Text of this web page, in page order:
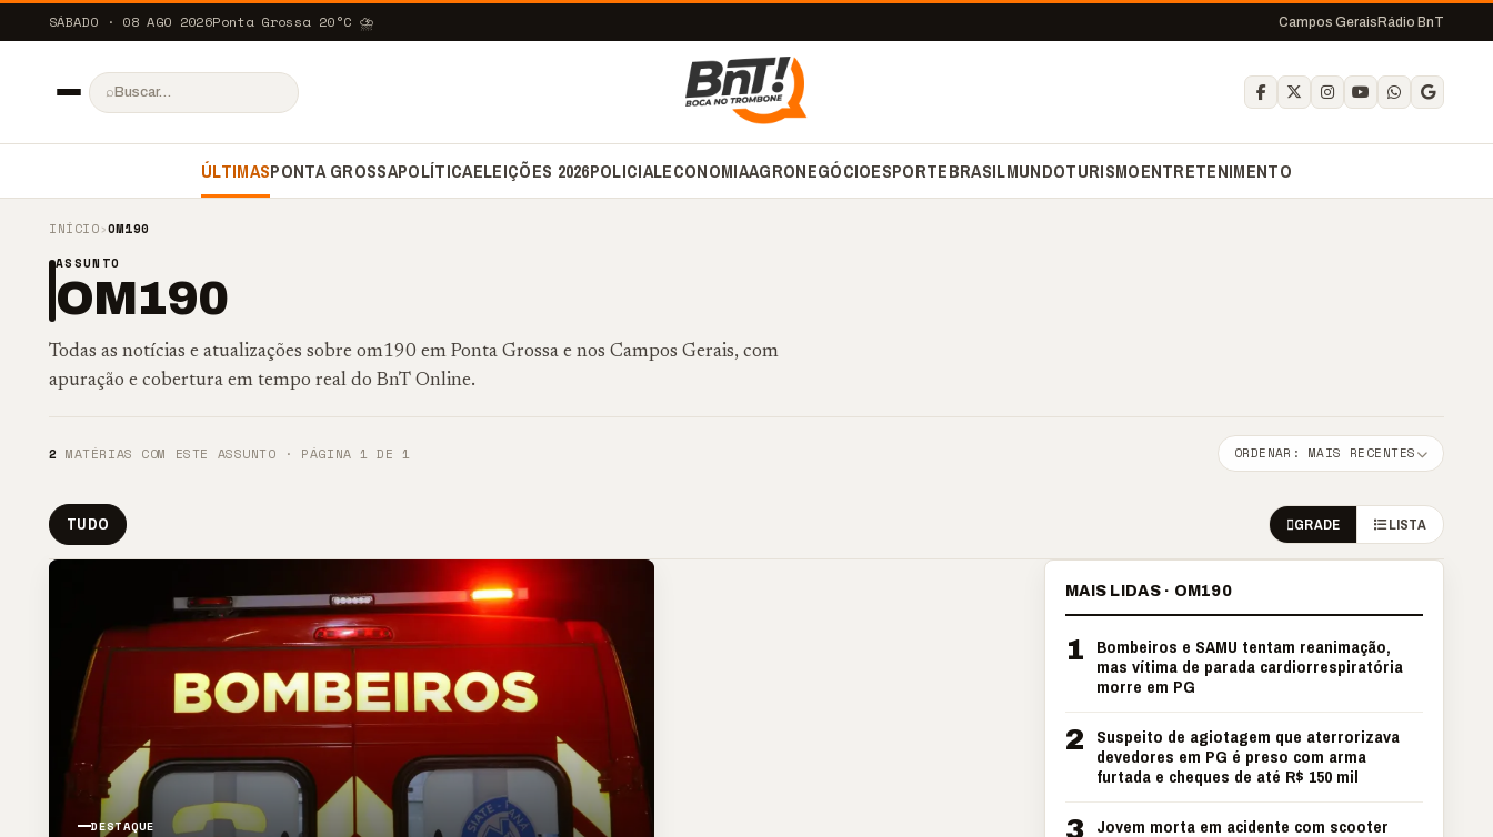
SÁBADO · 08 AGO 2026Ponta Grossa 20°C ⛈️ Campos Gerais Rádio BnT
⌕
ÚLTIMASPONTA GROSSAPOLÍTICAELEIÇÕES 2026POLICIALECONOMIAAGRONEGÓCIOESPORTEBRASILMUNDOTURISMOENTRETENIMENTO
INÍCIO›OM190
ASSUNTO
OM190
Todas as notícias e atualizações sobre om190 em Ponta Grossa e nos Campos Gerais, com
apuração e cobertura em tempo real do BnT Online.
2 MATÉRIAS COM ESTE ASSUNTO · PÁGINA 1 DE 1 ORDENAR: MAIS RECENTES
TUDO GRADE LISTA
DESTAQUE
MAIS LIDAS · OM190
1
Bombeiros e SAMU tentam reanimação,
mas vítima de parada cardiorrespiratória
morre em PG
2
Suspeito de agiotagem que aterrorizava
devedores em PG é preso com arma
furtada e cheques de até R$ 150 mil
3 Jovem morta em acidente com scooter